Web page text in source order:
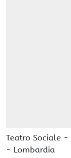
Teatro Sociale -
- Lombardia